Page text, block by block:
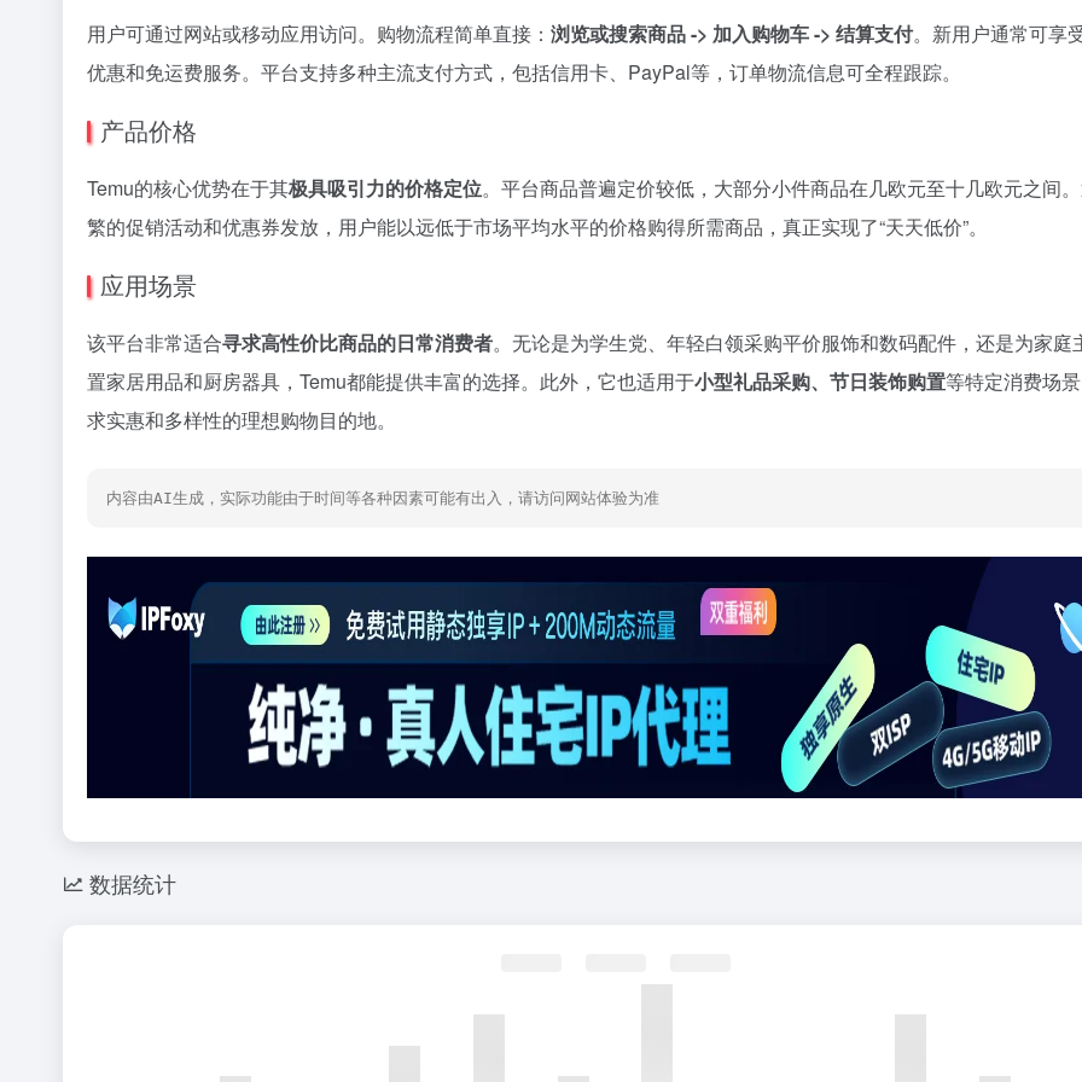
用户可通过网站或移动应用访问。购物流程简单直接： 浏览或搜索商品 -> 加入购物车 -> 结算支付。新用户通常可享
优惠和免运费服务。平台支持多种主流支付方式，包括信用卡、PayPal等，订单物流信息可全程跟踪。
产品价格
Temu的核心优势在于其极具吸引力的价格定位。平台商品普遍定价较低，大部分小件商品在几欧元至十几欧元之间
繁的促销活动和优惠券发放，用户能以远低于市场平均水平的价格购得所需商品，真正实现了“天天低价”。
应用场景
该平台非常适合寻求高性价比商品的日常消费者。无论是为学生党、年轻白领采购平价服饰和数码配件，还是为家庭
置家居用品和厨房器具，Temu都能提供丰富的选择。此外，它也适用于小型礼品采购、节日装饰购置等特定消费场
求实惠和多样性的理想购物目的地。
内容由AI生成，实际功能由于时间等各种因素可能有出入，请访问网站体验为准
数据统计